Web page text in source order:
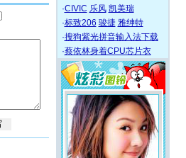
·CIVIC 乐风 凯美瑞
·标致206 骏捷 雅绅特
·搜狗紫光拼音输入法下载
·蔡依林身着CPU芯片衣